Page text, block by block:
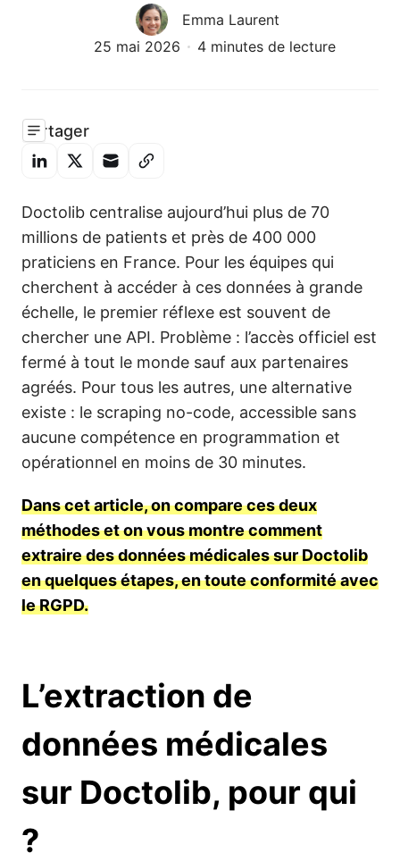
Emma Laurent
25 mai 2026
4 minutes de lecture
Partager
Doctolib centralise aujourd’hui plus de 70
millions de patients et près de 400 000
praticiens en France. Pour les équipes qui
cherchent à accéder à ces données à grande
échelle, le premier réflexe est souvent de
chercher une API. Problème : l’accès officiel est
fermé à tout le monde sauf aux partenaires
agréés. Pour tous les autres, une alternative
existe : le scraping no-code, accessible sans
aucune compétence en programmation et
opérationnel en moins de 30 minutes.
Dans cet article, on compare ces deux
méthodes et on vous montre comment
extraire des données médicales sur Doctolib
en quelques étapes, en toute conformité avec
le RGPD.
L’extraction de
données médicales
sur Doctolib, pour qui
?